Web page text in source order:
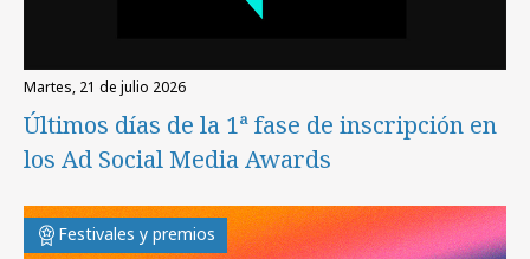
martes, 21 de julio 2026
Últimos días de la 1ª fase de inscripción en
los Ad Social Media Awards
Festivales y premios